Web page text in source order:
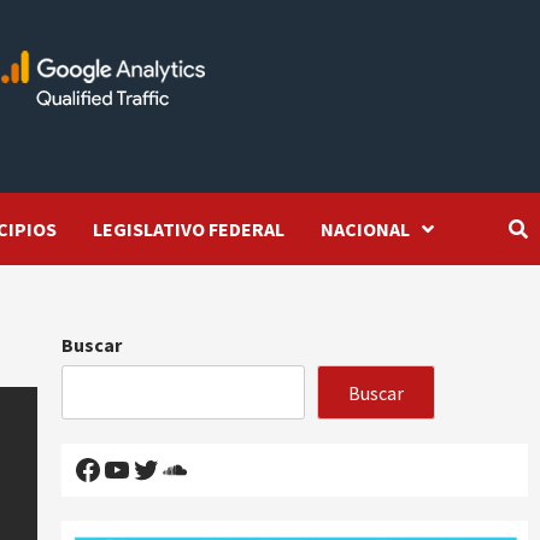
LEGISLATIVO FEDERAL NACIONAL
Buscar
Buscar
Facebook
YouTube
Twitter
SoundCloud